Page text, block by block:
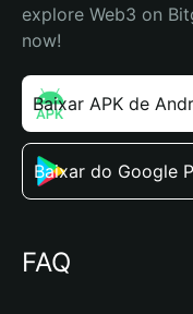
explore Web3 on
now!
Baixar APK de
Baixar do Google
FAQ